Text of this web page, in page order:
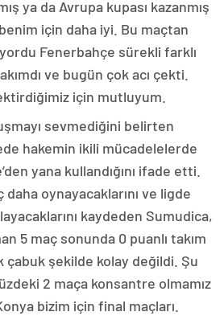
ya da Avrupa kupası kazanmış
için daha iyi. Bu maçtan
Fenerbahçe sürekli farklı
ve bugün çok acı çekti.
için mutluyum.
sevmediğini belirten
hakemin ikili mücadelelerde
yana kullandığını ifade etti.
daha oynayacaklarını ve ligde
kaydeden Sumudica,
5 maç sonunda 0 puanlı takım
çabuk şekilde kolay değildi. Şu
2 maça konsantre olmamız
bizim için final maçları.